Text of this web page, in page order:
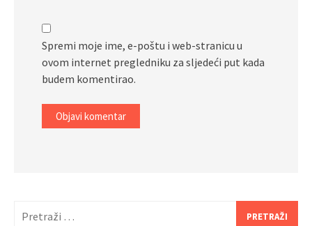
Spremi moje ime, e-poštu i web-stranicu u
ovom internet pregledniku za sljedeći put kada
budem komentirao.